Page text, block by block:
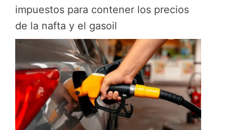
impuestos para contener los precios
de la nafta y el gasoil